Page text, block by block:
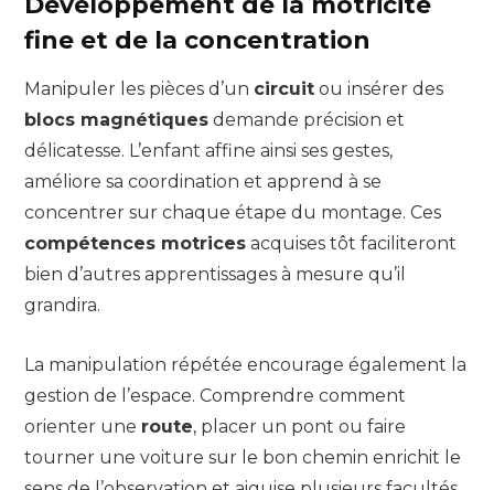
fine et de la concentration
Manipuler les pièces d’un circuit ou insérer des
blocs magnétiques demande précision et
délicatesse. L’enfant affine ainsi ses gestes,
améliore sa coordination et apprend à se
concentrer sur chaque étape du montage. Ces
compétences motrices acquises tôt faciliteront
bien d’autres apprentissages à mesure qu’il
grandira.
La manipulation répétée encourage également la
gestion de l’espace. Comprendre comment
orienter une route, placer un pont ou faire
tourner une voiture sur le bon chemin enrichit le